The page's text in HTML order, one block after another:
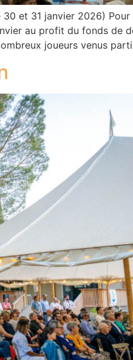
30 et 31 janvier 2026)
au profit du fonds de
joueurs venus